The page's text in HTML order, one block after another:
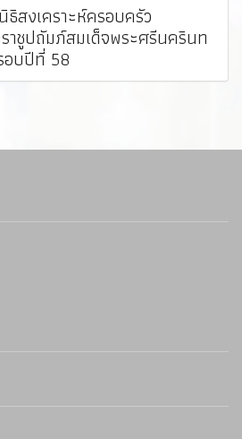
สงเคราะห์ครอบครัว
าชูปถัมภ์สมเด็จพระศรีนครินท
อบปีที่ 58